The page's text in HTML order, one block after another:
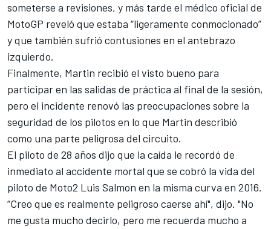
someterse a revisiones, y más tarde el médico oficial de
MotoGP reveló que estaba “ligeramente conmocionado”
y que también sufrió contusiones en el antebrazo
izquierdo.
Finalmente, Martin recibió el visto bueno para
participar en las salidas de práctica al final de la sesión,
pero el incidente renovó las preocupaciones sobre la
seguridad de los pilotos en lo que Martin describió
como una parte peligrosa del circuito.
El piloto de 28 años dijo que la caída le recordó de
inmediato al accidente mortal que se cobró la vida del
piloto de Moto2 Luis Salmon en la misma curva en 2016.
“Creo que es realmente peligroso caerse ahí", dijo. "No
me gusta mucho decirlo, pero me recuerda mucho a